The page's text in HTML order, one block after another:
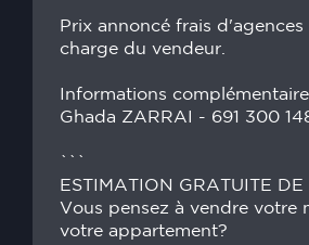
Prix annoncé frais d'agences
charge du vendeur.
Informations
Ghada ZARRAI - 691 300
ESTIMATION GRATUITE DE
Vous pensez à vendre votre
votre appartement?